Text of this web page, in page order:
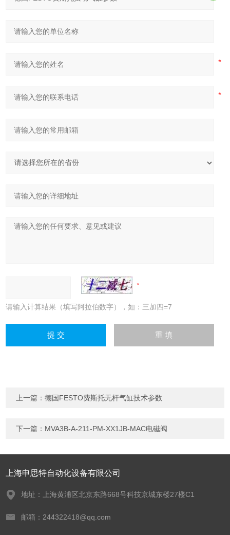
请输入计算结果（填写阿拉伯数字），如：三加四=7
上一篇：德国FESTO费斯托无杆气缸技术参数
下一篇： MVA3B-A-211-PM-XX1JB-MAC电磁阀
上海申思特自动化设备有限公司
地址：上海黄浦区北京东路668号科技京城东楼27楼C1
邮箱：244322418@qq.com